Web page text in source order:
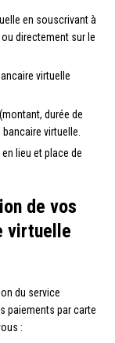
en souscrivant à
directement sur le
virtuelle
durée de
virtuelle.
lieu et place de
de vos
virtuelle
du service
paiements par carte
: